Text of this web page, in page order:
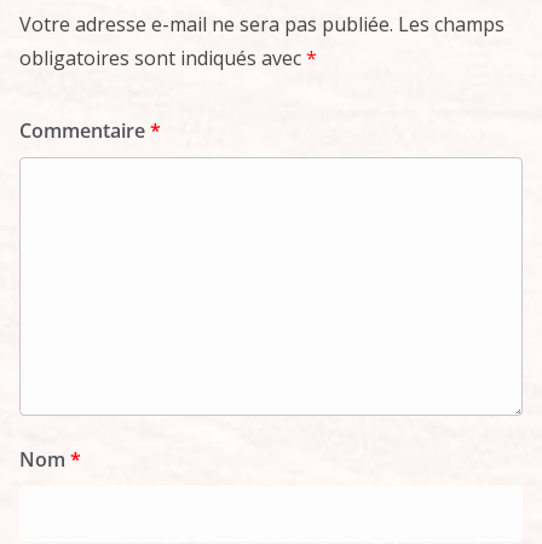
Votre adresse e-mail ne sera pas publiée. Les champs
obligatoires sont indiqués avec*
Commentaire*
Nom *